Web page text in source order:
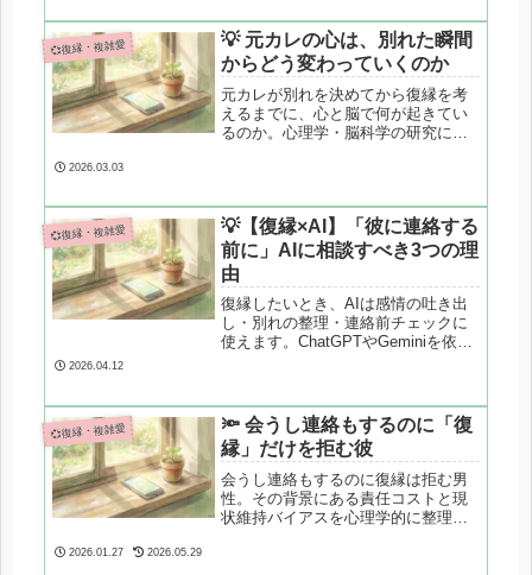
💞復縁・複雑愛
💡 元カレの心は、別れた瞬間
からどう変わっていくのか
元カレが別れを決めてから復縁を考
えるまでに、心と脳で何が起きてい
るのか。心理学・脳科学の研究に基
2026.03.03
💞復縁・複雑愛
💡【復縁×AI】「彼に連絡する
前に」AIに相談すべき3つの理
由
復縁したいとき、AIは感情の吐き出
し・別れの整理・連絡前チェックに
使えます。ChatGPTやGeminiを依存
2026.04.12
💞復縁・複雑愛
🔦 会うし連絡もするのに「復
縁」だけを拒む彼
会うし連絡もするのに復縁は拒む男
性。その背景にある責任コストと現
状維持バイアスを心理学的に整理
2026.01.27 2026.05.29